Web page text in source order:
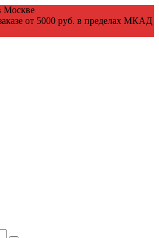
Москве
от 5000 руб. в пределах МКАД